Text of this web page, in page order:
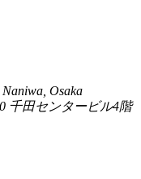
Osaka
千田センタービル4階